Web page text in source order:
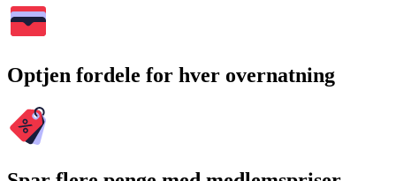
Optjen fordele for hver overnatning